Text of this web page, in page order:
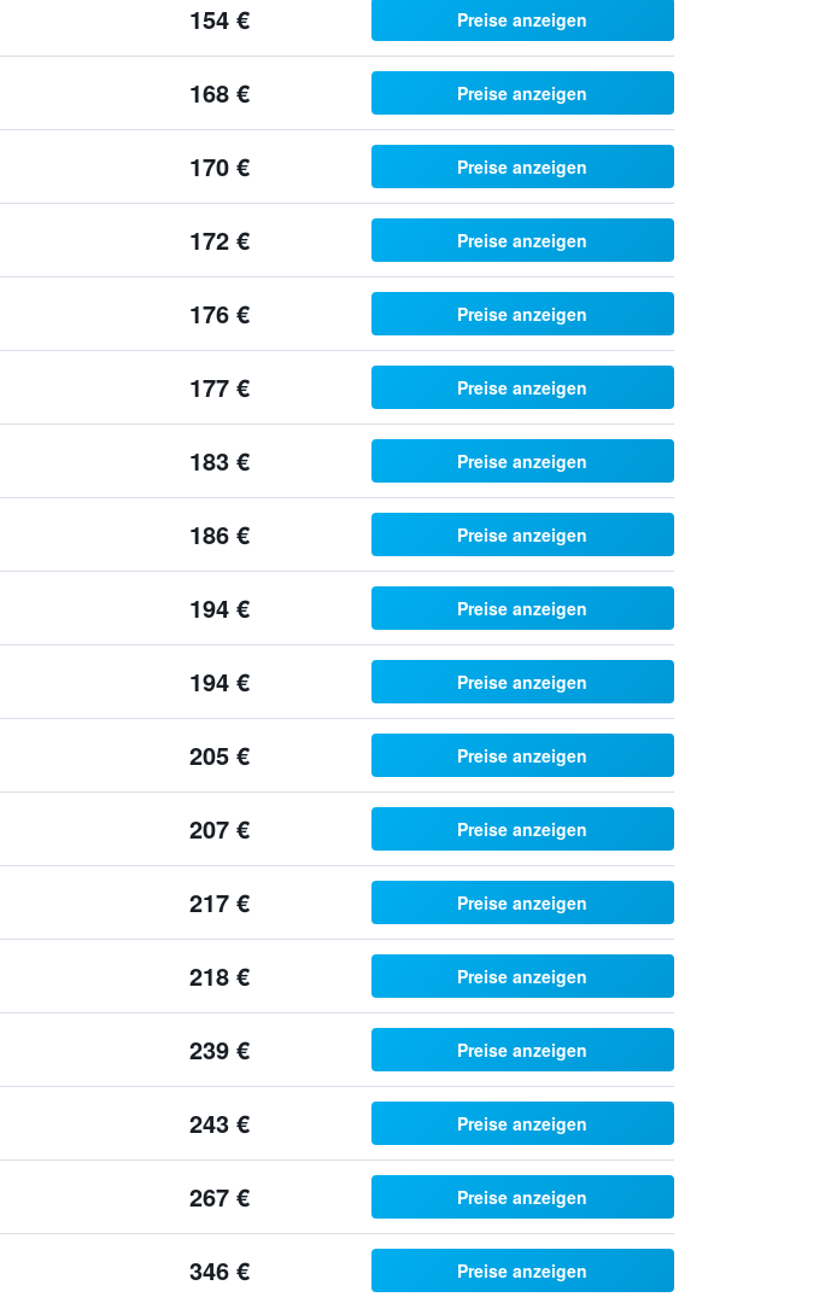
154 € Preise anzeigen
168 € Preise anzeigen
170 € Preise anzeigen
172 € Preise anzeigen
176 € Preise anzeigen
177 € Preise anzeigen
183 € Preise anzeigen
186 € Preise anzeigen
194 € Preise anzeigen
194 € Preise anzeigen
205 € Preise anzeigen
207 € Preise anzeigen
217 € Preise anzeigen
218 € Preise anzeigen
239 € Preise anzeigen
243 € Preise anzeigen
267 € Preise anzeigen
346 € Preise anzeigen